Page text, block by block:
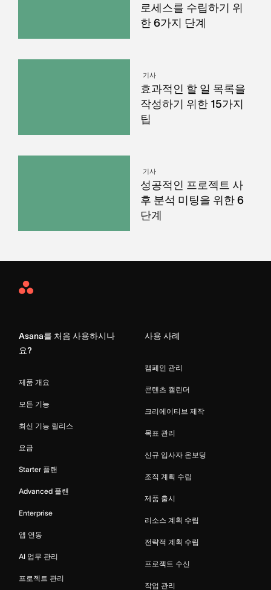
로세스를 수립하기 위
한 6가지 단계
기사
효과적인 할 일 목록을
작성하기 위한 15가지
팁
기사
성공적인 프로젝트 사
후 분석 미팅을 위한 6
단계
Asana
Asana를 처음 사용하시나
요?
제품 개요
모든 기능
최신 기능 릴리스
요금
Starter 플랜
Advanced 플랜
Enterprise
앱 연동
AI 업무 관리
프로젝트 관리
사용 사례
캠페인 관리
콘텐츠 캘린더
크리에이티브 제작
목표 관리
신규 입사자 온보딩
조직 계획 수립
제품 출시
리소스 계획 수립
전략적 계획 수립
프로젝트 수신
작업 관리